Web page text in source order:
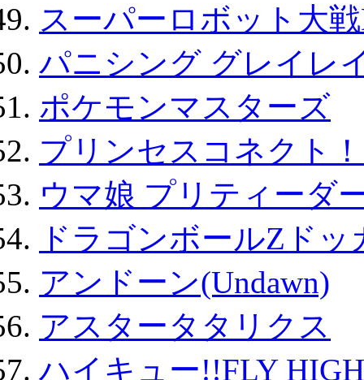
スーパーロボット大
パニシング グレイレ
ポケモンマスターズ
プリンセスコネクト
ウマ娘 プリティーダ
ドラゴンボールZド
アンドーン(Undawn)
アスタータタリクス
ハイキュー!!FLY HIGH